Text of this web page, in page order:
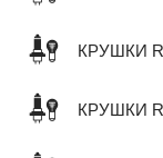
КРУШКИ
КРУШКИ